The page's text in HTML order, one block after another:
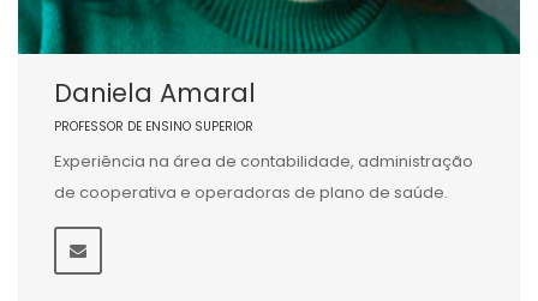
Daniela Amaral
PROFESSOR DE ENSINO SUPERIOR
Experiência na área de contabilidade, administração
de cooperativa e operadoras de plano de saúde.